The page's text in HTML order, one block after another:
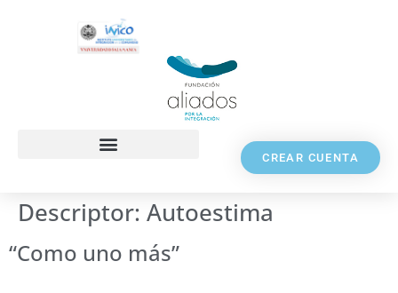
CREAR CUENTA
Descriptor: Autoestima
“Como uno más”